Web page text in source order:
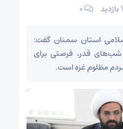
۰
استان سمنان گفت:
شب‌های قدر، فرصتی برای
مظلوم غزه است.